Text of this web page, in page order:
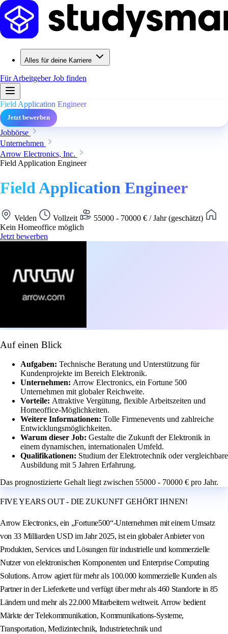
Alles für deine Karriere
Für ArbeitgeberJob finden
Field Application Engineer
Jetzt bewerben
Jobbörse
Unternehmen
Arrow Electronics, Inc.
Field Application Engineer
Field Application Engineer
Velden Vollzeit
55000 - 70000 € / Jahr (geschätzt)
Kein Homeoffice möglich
Jetzt bewerben
Auf einen Blick
Aufgaben: Technische Beratung und Unterstützung für
Kundenprojekte im Bereich Elektronik.
Unternehmen: Arrow Electronics, ein Fortune 500
Unternehmen mit globaler Reichweite.
Vorteile: Attraktive Vergütung, flexible Arbeitszeiten und
Homeoffice-Möglichkeiten.
Weitere Informationen: Tolle Firmenevents und zahlreiche
Entwicklungsmöglichkeiten.
Warum dieser Job: Gestalte die Zukunft der Elektronik in
einem dynamischen, internationalen Umfeld.
Qualifikationen: Studium der Elektrotechnik oder vergleichbare
Ausbildung mit 5 Jahren Erfahrung.
Das prognostizierte Gehalt liegt zwischen 55000 - 70000 € pro Jahr.
FIVE YEARS OUT - DIE ZUKUNFT GEHÖRT IHNEN!
Arrow Electronics, ein „Fortune500“-Unternehmen mit einem Umsatz
von 33 Milliarden USD im Jahr 2025, ist ein globaler Anbieter von
Produkten, Services und Lösungen für industrielle und kommerzielle
Nutzer von elektronischen Komponenten und Enterprise Computing
Solutions. Arrow agiert für mehr als 100.000 kommerzielle Kunden als
Partner in der Lieferkette und verfügt über mehr als 460 Standorte in 85
Ländern und mehr als 22.000 Mitarbeitern weltweit. Arrow bedient
Märkte der Telekommunikation, Kommunikations-Systeme,
Transportation, Medizintechnik, Industrietechnik und